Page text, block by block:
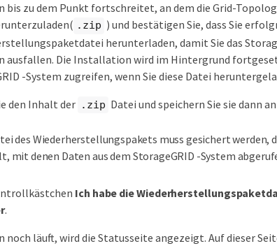
bis zu dem Punkt fortschreitet, an dem die Grid-
.zip ) und bestätigen Sie, dass Sie
herunterladen, damit Sie das
ausfallen. Die Installation wird im Hintergrund
-System zugreifen, wenn Sie diese Datei
den Inhalt der .zip Datei und speichern Sie sie dann
des Wiederherstellungspakets muss gesichert werden,
mit denen Daten aus dem StorageGRID -System
Ich habe die
.
noch läuft, wird die Statusseite angezeigt. Auf dieser